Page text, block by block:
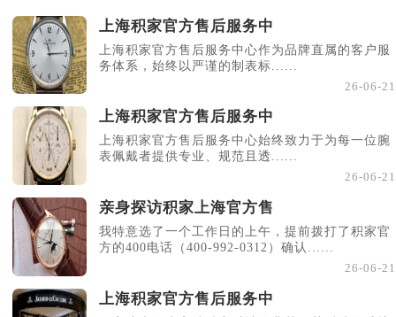
上海积家官方售后服务中
上海积家官方售后服务中心作为品牌直属的客户服
务体系，始终以严谨的制表标......
26-06-21
上海积家官方售后服务中
上海积家官方售后服务中心始终致力于为每一位腕
表佩戴者提供专业、规范且透......
26-06-21
亲身探访积家上海官方售
我特意选了一个工作日的上午，提前拨打了积家官
方的400电话（400-992-0312）确认......
26-06-21
上海积家官方售后服务中